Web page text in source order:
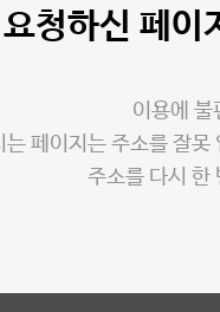
요청하신 페이
이용에 불
는 페이지는 주소를 잘못
주소를 다시 한